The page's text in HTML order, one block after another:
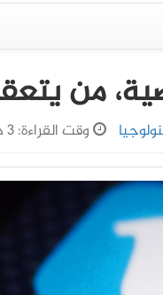
من
وقت القراءة: 3 دقيقة, 45 ثانية